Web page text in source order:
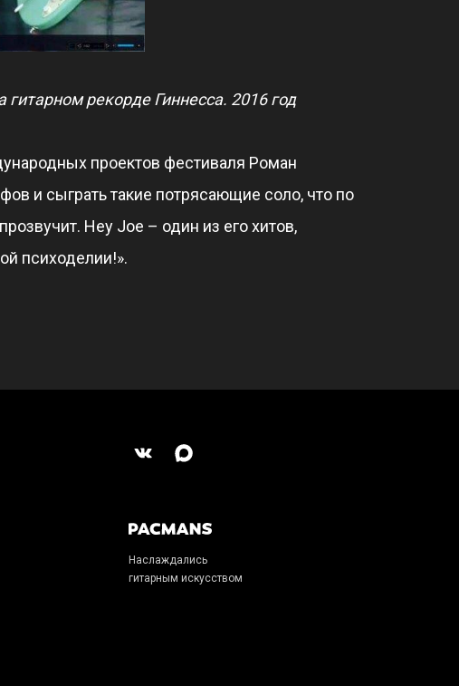
рекорде Гиннесса. 2016 год
проектов фестиваля Роман
и сыграть такие потрясающие соло, что по
Hey Joe – один из его хитов,
психоделии!».
Наслаждались
гитарным искусством